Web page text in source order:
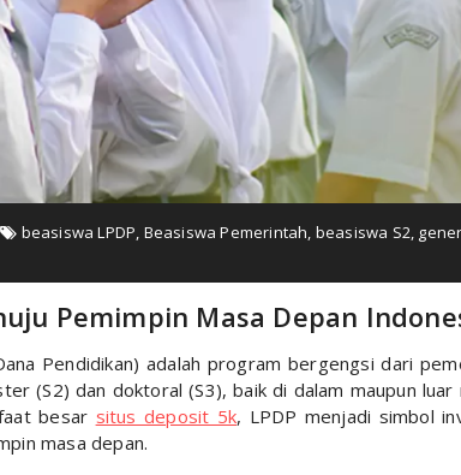
beasiswa LPDP, Beasiswa Pemerintah, beasiswa S2,
Pemimpin Masa Depan
Pendidikan) adalah program bergengsi dari
(S2) dan doktoral (S3), baik di dalam maupun luar
besar situs deposit 5k, LPDP menjadi simbol
masa depan.